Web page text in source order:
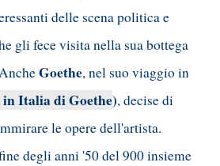
delle scena politica e
gli fece visita nella sua bottega
Goethe, nel suo viaggio in
Italia di Goethe), decise di
le opere dell'artista.
degli anni '50 del 900 insieme